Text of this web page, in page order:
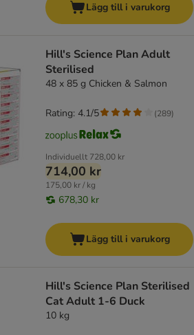
Lägg till i varukorg
Hill's Science Plan Adult
Sterilised
48 x 85 g Chicken & Salmon
Individuellt 728,00 kr
714,00 kr
175,00 kr / kg
678,30 kr
Rating: 4.1/5 (289)
Lägg till i varukorg
Hill's Science Plan Sterilised
Cat Adult 1-6 Duck
10 kg